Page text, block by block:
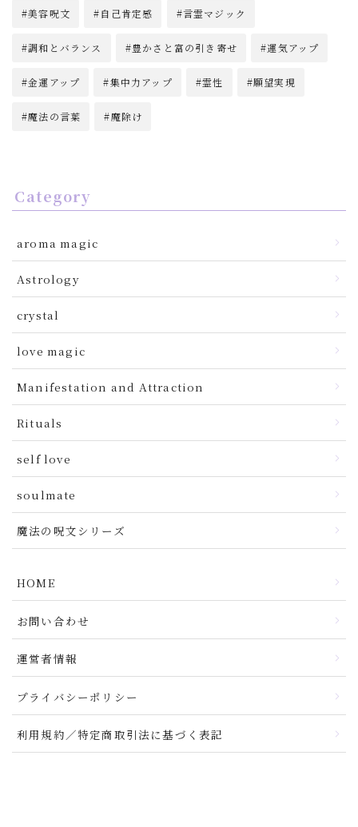
美容呪文 自己肯定感 言霊マジック
調和とバランス 豊かさと富の引き寄せ 運気アップ
金運アップ 集中力アップ 霊性 願望実現
魔法の言葉 魔除け
Category
aroma magic
Astrology
crystal
love magic
Manifestation and Attraction
Rituals
self love
soulmate
魔法の呪文シリーズ
HOME
お問い合わせ
運営者情報
プライバシーポリシー
利用規約／特定商取引法に基づく表記